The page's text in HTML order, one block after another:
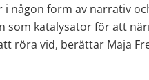
någon form av narrativ
som katalysator för att
röra vid, berättar Maja